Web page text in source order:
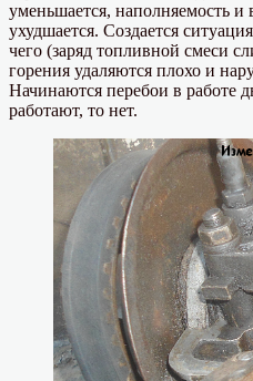
уменьшается, наполняемость и
ухудшается. Создается
чего (заряд топливной смеси
горения удаляются плохо и
Начинаются перебои в работе
работают, то нет.